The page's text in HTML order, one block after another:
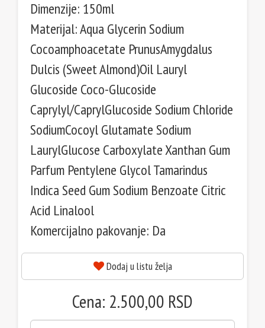
Dimenzije: 150ml
Materijal: Aqua Glycerin Sodium
Cocoamphoacetate PrunusAmygdalus
Dulcis (Sweet Almond)Oil Lauryl
Glucoside Coco-Glucoside
Caprylyl/CaprylGlucoside Sodium Chloride
SodiumCocoyl Glutamate Sodium
LaurylGlucose Carboxylate Xanthan Gum
Parfum Pentylene Glycol Tamarindus
Indica Seed Gum Sodium Benzoate Citric
Acid Linalool
Komercijalno pakovanje: Da
Dodaj u listu želja
Cena: 2.500,00 RSD